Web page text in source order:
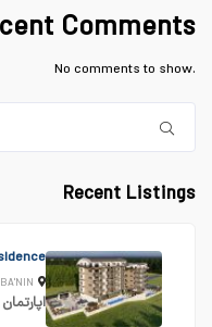
Comments
No comments to show.
Recent Listings
اپارتمان